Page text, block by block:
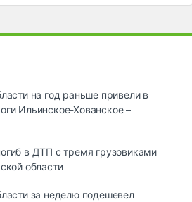
на год раньше привели в
Ильинское-Хованское –
в ДТП с тремя грузовиками
области
за неделю подешевел